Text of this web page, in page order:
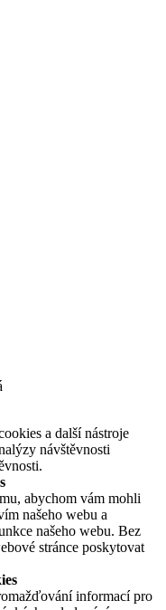
a další nástroje
návštěvnosti
abychom vám mohli
našeho webu a
našeho webu. Bez
stránce poskytovat
informací pro